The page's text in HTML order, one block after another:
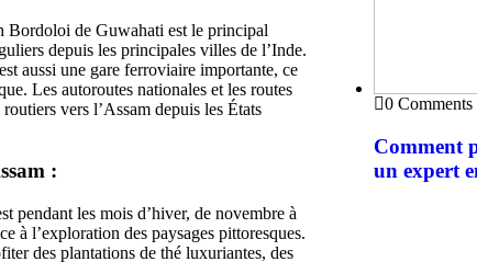
Bordoloi de Guwahati est le principal
depuis les principales villes de l’Inde.
aussi une gare ferroviaire importante, ce
Les autoroutes nationales et les routes
vers l’Assam depuis les États
:
pendant les mois d’hiver, de novembre à
à l’exploration des paysages pittoresques.
des plantations de thé luxuriantes, des
0 Comments
Comment
un expert